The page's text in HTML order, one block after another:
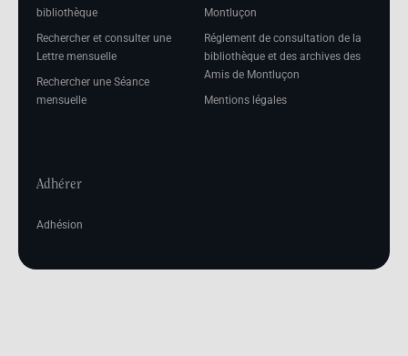
bibliothèque
Rechercher et consulter une
Lettre mensuelle
Rechercher une Séance
mensuelle
Montluçon
Réglement de consultation de la
bibliothèque et des archives des
Amis de Montluçon
Mentions légales
Adhérer
Adhésion